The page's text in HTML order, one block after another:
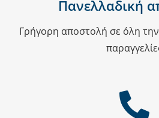
Πανελλαδική
Γρήγορη αποστολή σε όλη την